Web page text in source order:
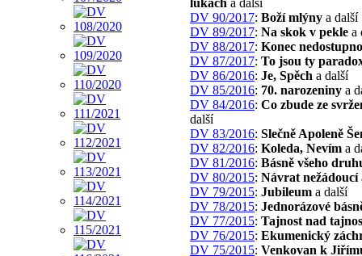
DV 90/2017: Boží mlýny a další
DV 89/2017: Na skok v pekle a
DV 88/2017: Konec
DV 87/2017: To jsou ty
DV 86/2016: Je, Spěch a další
DV 85/2016: 70. narozeniny a
DV 84/2016: Co zbude ze
další
DV 83/2016: Slečně Apoleně
DV 82/2016: Koleda, Nevím a
DV 81/2016: Básně všeho
DV 80/2015: Návrat nežádoucí
DV 79/2015: Jubileum a další
DV 78/2015: Jednorázové
DV 77/2015: Tajnost nad
DV 76/2015: Ekumenický
DV 75/2015: Venkovan k